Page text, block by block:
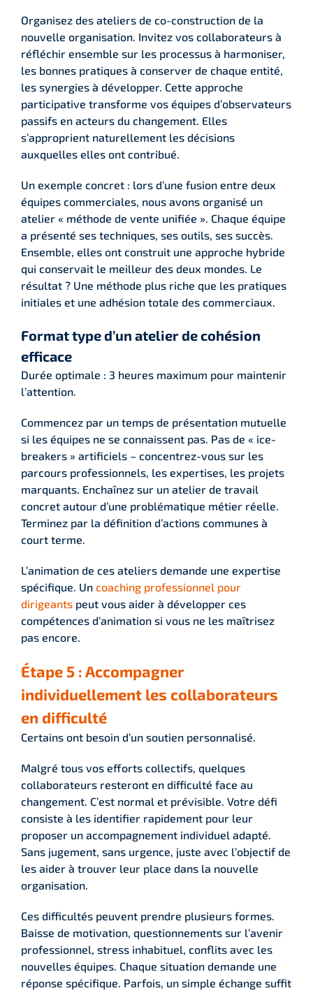
Organisez des ateliers de co-construction de la
nouvelle organisation. Invitez vos collaborateurs à
réfléchir ensemble sur les processus à harmoniser,
les bonnes pratiques à conserver de chaque entité,
les synergies à développer. Cette approche
participative transforme vos équipes d’observateurs
passifs en acteurs du changement. Elles
s’approprient naturellement les décisions
auxquelles elles ont contribué.
Un exemple concret : lors d’une fusion entre deux
équipes commerciales, nous avons organisé un
atelier « méthode de vente unifiée ». Chaque équipe
a présenté ses techniques, ses outils, ses succès.
Ensemble, elles ont construit une approche hybride
qui conservait le meilleur des deux mondes. Le
résultat ? Une méthode plus riche que les pratiques
initiales et une adhésion totale des commerciaux.
Format type d’un atelier de cohésion
efficace
Durée optimale : 3 heures maximum pour maintenir
l’attention.
Commencez par un temps de présentation mutuelle
si les équipes ne se connaissent pas. Pas de « ice-
breakers » artificiels – concentrez-vous sur les
parcours professionnels, les expertises, les projets
marquants. Enchaînez sur un atelier de travail
concret autour d’une problématique métier réelle.
Terminez par la définition d’actions communes à
court terme.
L’animation de ces ateliers demande une expertise
spécifique. Un coaching professionnel pour
dirigeants peut vous aider à développer ces
compétences d’animation si vous ne les maîtrisez
pas encore.
Étape 5 : Accompagner
individuellement les collaborateurs
en difficulté
Certains ont besoin d’un soutien personnalisé.
Malgré tous vos efforts collectifs, quelques
collaborateurs resteront en difficulté face au
changement. C’est normal et prévisible. Votre défi
consiste à les identifier rapidement pour leur
proposer un accompagnement individuel adapté.
Sans jugement, sans urgence, juste avec l’objectif de
les aider à trouver leur place dans la nouvelle
organisation.
Ces difficultés peuvent prendre plusieurs formes.
Baisse de motivation, questionnements sur l’avenir
professionnel, stress inhabituel, conflits avec les
nouvelles équipes. Chaque situation demande une
réponse spécifique. Parfois, un simple échange suffit